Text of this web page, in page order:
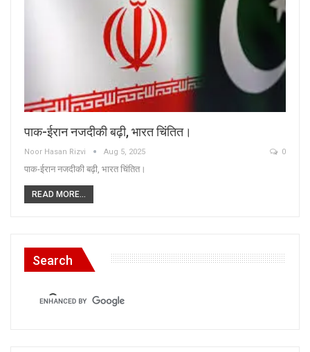
पाक-ईरान नजदीकी बढ़ी, भारत चिंतित।
Noor Hasan Rizvi Aug 5, 2025 0
पाक-ईरान नजदीकी बढ़ी, भारत चिंतित।
READ MORE...
Search